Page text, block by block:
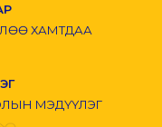
ХАМТДАА
МЭДҮҮЛЭГ